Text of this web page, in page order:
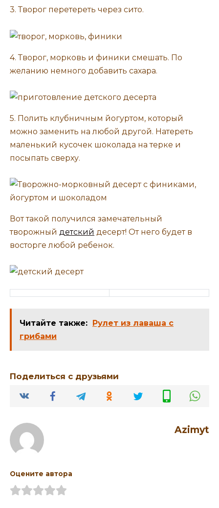
3. Творог перетереть через сито.
4. Творог, морковь и финики смешать. По
желанию немного добавить сахара.
5. Полить клубничным йогуртом, который
можно заменить на любой другой. Натереть
маленький кусочек шоколада на терке и
посыпать сверху.
Вот такой получился замечательный
творожный детский десерт! От него будет в
восторге любой ребенок.
Читайте также: Рулет из лаваша с
грибами
Поделиться с друзьями
Azimyt
Оцените автора